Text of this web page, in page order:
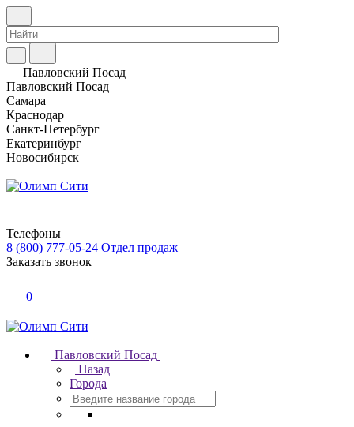
Павловский Посад
Павловский Посад
Самара
Краснодар
Санкт-Петербург
Екатеринбург
Новосибирск
Телефоны
8 (800) 777-05-24 Отдел продаж
Заказать звонок
0
Павловский Посад
Назад
Города